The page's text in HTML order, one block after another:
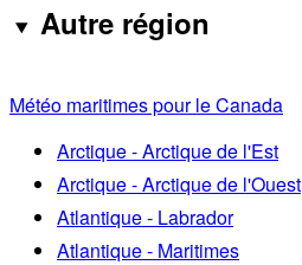
Autre région
Météo maritimes pour le Canada
Arctique - Arctique de l'Est
Arctique - Arctique de l'Ouest
Atlantique - Labrador
Atlantique - Maritimes